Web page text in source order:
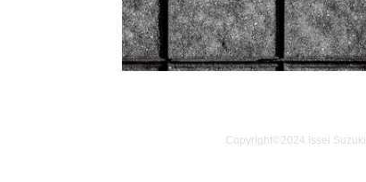
Copyright©️2024 Issei